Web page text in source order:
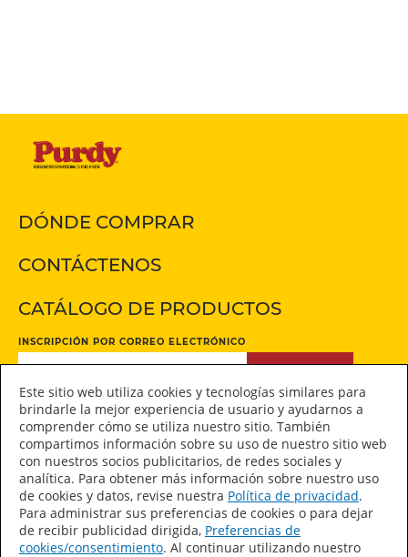
DÓNDE COMPRAR
CONTÁCTENOS
CATÁLOGO DE PRODUCTOS
INSCRIPCIÓN POR CORREO ELECTRÓNICO
Manténgase conectado
Declaración de accesibilidad
Este sitio web utiliza cookies y tecnologías similares para
brindarle la mejor experiencia de usuario y ayudarnos a
comprender cómo se utiliza nuestro sitio. También
compartimos información sobre su uso de nuestro sitio web
con nuestros socios publicitarios, de redes sociales y
analítica. Para obtener más información sobre nuestro uso
de cookies y datos, revise nuestra Política de privacidad.
Para administrar sus preferencias de cookies o para dejar
de recibir publicidad dirigida, Preferencias de
cookies/consentimiento. Al continuar utilizando nuestro